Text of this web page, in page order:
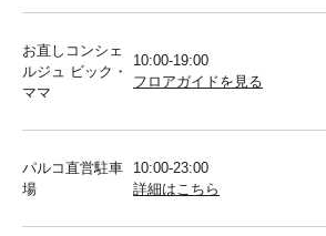
お直しコンシェ
ルジュ ビック・
ママ
10:00-19:00
フロアガイドを見る
パルコ直営駐車
場
10:00-23:00
詳細はこちら